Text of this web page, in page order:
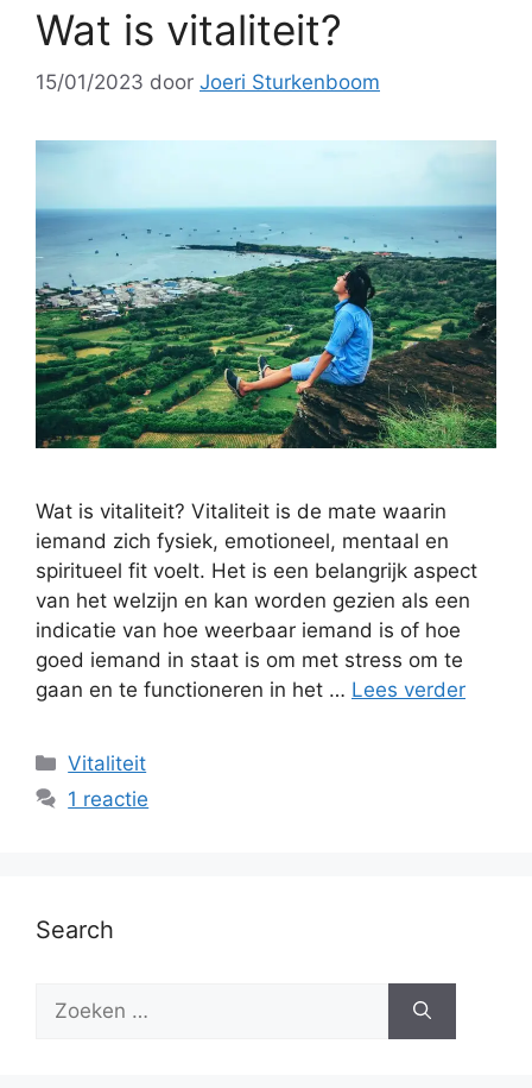
Wat is vitaliteit?
15/01/2023 door Joeri Sturkenboom
Wat is vitaliteit? Vitaliteit is de mate waarin
iemand zich fysiek, emotioneel, mentaal en
spiritueel fit voelt. Het is een belangrijk aspect
van het welzijn en kan worden gezien als een
indicatie van hoe weerbaar iemand is of hoe
goed iemand in staat is om met stress om te
gaan en te functioneren in het … Lees verder
Vitaliteit
1 reactie
Search